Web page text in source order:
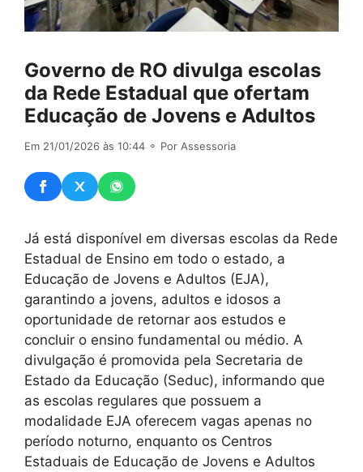
Governo de RO divulga escolas
da Rede Estadual que ofertam
Educação de Jovens e Adultos
Em 21/01/2026 às 10:44 ⚬ Por Assessoria
Já está disponível em diversas escolas da Rede
Estadual de Ensino em todo o estado, a
Educação de Jovens e Adultos (EJA),
garantindo a jovens, adultos e idosos a
oportunidade de retornar aos estudos e
concluir o ensino fundamental ou médio. A
divulgação é promovida pela Secretaria de
Estado da Educação (Seduc), informando que
as escolas regulares que possuem a
modalidade EJA oferecem vagas apenas no
período noturno, enquanto os Centros
Estaduais de Educação de Jovens e Adultos